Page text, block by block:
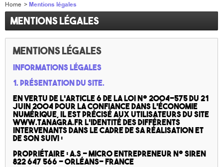
Home >Mentions légales
Mentions légales
Mentions Légales
Informations légales
1. Présentation du site.
En vertu de l’article 6 de la loi n° 2004-575 du 21
juin 2004 pour la confiance dans l’économie
numérique, il est précisé aux utilisateurs du site
www.tanagra.fr l’identité des différents
intervenants dans le cadre de sa réalisation et
de son suivi :
Propriétaire : A.S – micro entrepreneur n° SIREN
822 647 566 – Orléans- France